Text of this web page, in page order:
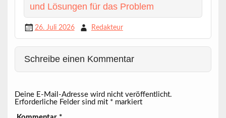
und Lösungen für das Problem
26. Juli 2026 Redakteur
Schreibe einen Kommentar
Deine E-Mail-Adresse wird nicht veröffentlicht.
Erforderliche Felder sind mit *markiert